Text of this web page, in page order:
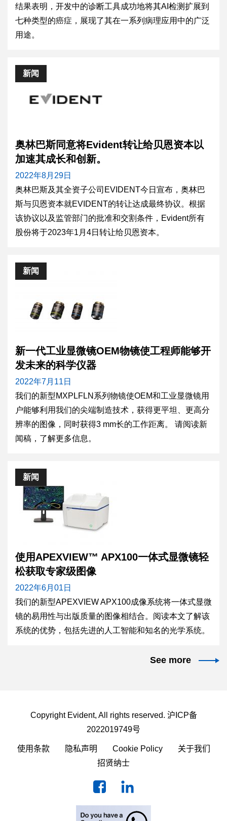
结果表明，开发中的诊断工具成功地将其AI检测扩展到
七种类型的癌症，展现了其在一系列病理应用中的广泛
用途。
新闻
奥林巴斯同意将Evident转让给贝恩资本以
加速其成长和创新。
2022年8月29日
奥林巴斯及其全资子公司EVIDENT今日宣布，奥林巴
斯与贝恩资本就EVIDENT的转让达成最终协议。根据
该协议以及监管部门的批准和交割条件，Evident所有
股份将于2023年1月4日转让给贝恩资本。
新闻
新一代工业显微镜OEM物镜使工程师能够开
发未来的科学仪器
2022年7月11日
我们的新型MXPLFLN系列物镜使OEM和工业显微镜用
户能够利用我们的尖端制造技术，获得更平坦、更高分
辨率的图像，同时获得3 mm长的工作距离。 请阅读新
闻稿，了解更多信息。
新闻
使用APEXVIEW™ APX100一体式显微镜轻
松获取专家级图像
2022年6月01日
我们的新型APEXVIEW APX100成像系统将一体式显微
镜的易用性与出版质量的图像相结合。阅读本文了解该
系统的优势，包括先进的人工智能和知名的光学系统。
See more
Copyright Evident, All rights reserved. 沪ICP备
2022019749号
使用条款 隐私声明 Cookie Policy
关于我们
招贤纳士